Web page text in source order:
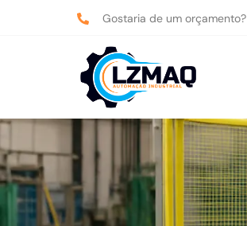
Gostaria de um orçamento?